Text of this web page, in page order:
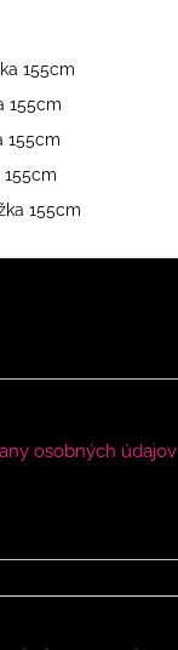
155cm
155cm
155cm
155cm
osobných údajov